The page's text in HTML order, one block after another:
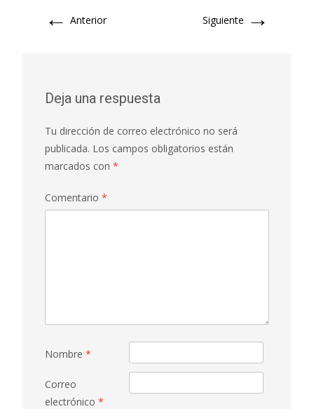
← Anterior Siguiente →
Deja una respuesta
Tu dirección de correo electrónico no será
publicada. Los campos obligatorios están
marcados con *
Comentario *
Nombre *
Correo
electrónico *